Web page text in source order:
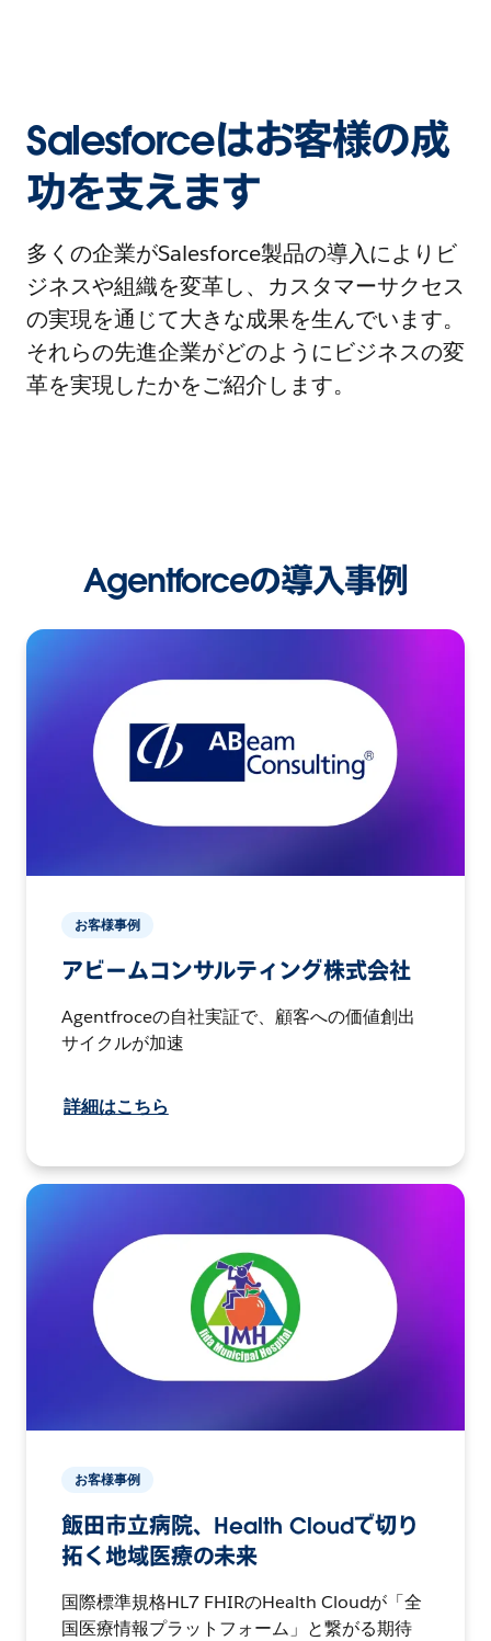
Salesforceはお客様の成
功を支えます
多くの企業がSalesforce製品の導入によりビ
ジネスや組織を変革し、カスタマーサクセス
の実現を通じて大きな成果を生んでいます。
それらの先進企業がどのようにビジネスの変
革を実現したかをご紹介します。
Agentforceの導入事例
お客様事例
アビームコンサルティング株式会社
Agentfroceの自社実証で、顧客への価値創出
サイクルが加速
詳細はこちら
お客様事例
飯田市立病院、Health Cloudで切り
拓く地域医療の未来
国際標準規格HL7 FHIRのHealth Cloudが「全
国医療情報プラットフォーム」と繋がる期待